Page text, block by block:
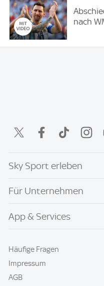
nach
Sky Sport erleben
Für Unternehmen
App & Services
Häufige Fragen
Impressum
AGB